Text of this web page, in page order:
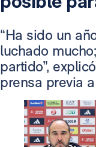
“Ha sido un
luchado
partido”,
prensa previa